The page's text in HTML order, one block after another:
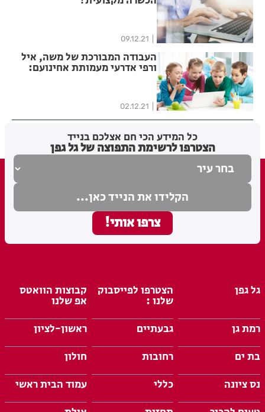
09.12.21
העבודה המבורכת של משה, איל
ורפי אדרעי מעמותת אחינועם:
02.12.21
כל המידע הכי חם אצלכם בנייד
הצטרפו לרשימת התפוצה של גל גפן
גל גפן הצטרפו לפייסבוק
שלנו :
קבוצות הוואטס
אפ שלנו
רמת גן
גבעתיים
ראשון-לציון
בת ים
רחובות
חולון
נס ציונה
כללי
עמוד הבית ראשי